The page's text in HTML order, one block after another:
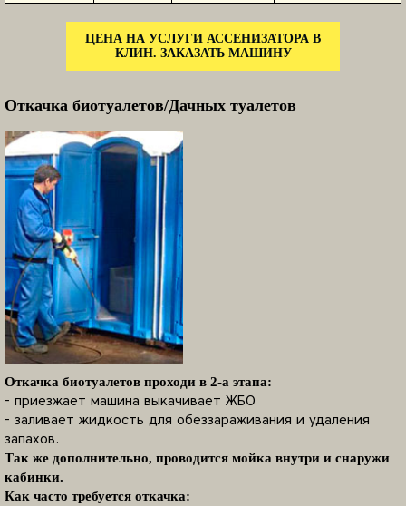
ЦЕНА НА УСЛУГИ АССЕНИЗАТОРА В
КЛИН. ЗАКАЗАТЬ МАШИНУ
Откачка биотуалетов/Дачных туалетов
Откачка биотуалетов проходи в 2-а этапа:
- приезжает машина выкачивает ЖБО
- заливает жидкость для обеззараживания и удаления
запахов.
Так же дополнительно, проводится мойка внутри и снаружи
кабинки.
Как часто требуется откачка: